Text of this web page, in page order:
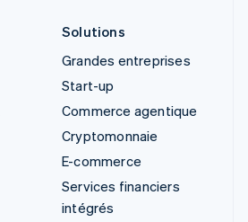
Solutions
Grandes entreprises
Start-up
Commerce agentique
Cryptomonnaie
E-commerce
Services financiers
intégrés